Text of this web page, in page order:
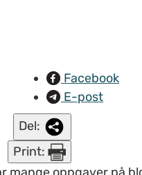
Facebook
E-post
Del:
Print: